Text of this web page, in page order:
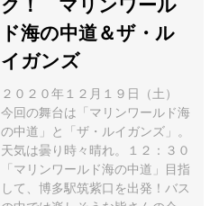
ド海の中道＆ザ・ル
イガンズ
２０２０年１２月１９日（土）
今回の舞台は「マリンワールド海
の中道」と「ザ・ルイガンズ」。
天気は曇り時々晴れ。１２：３０
「マリンワールド海の中道」目指
して、博多駅筑紫口を出発！バス